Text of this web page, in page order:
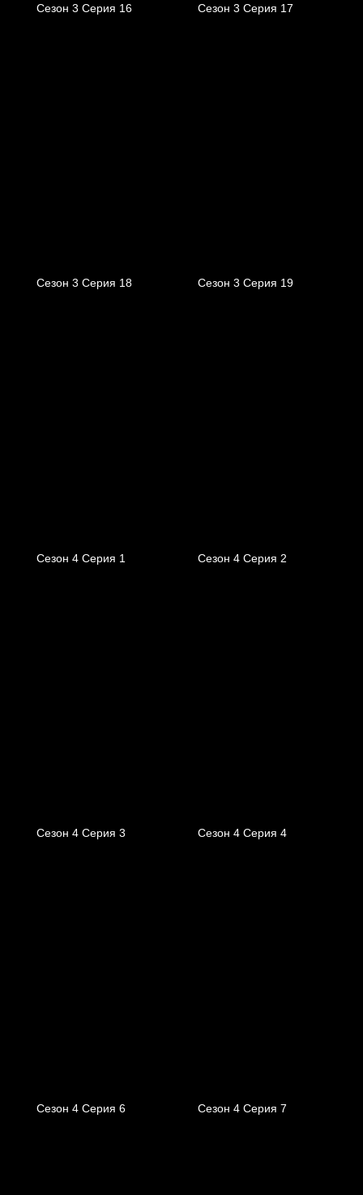
Сезон 3 Серия 16 Сезон 3 Серия 17
Сезон 3 Серия 18 Сезон 3 Серия 19
Сезон 4 Серия 1 Сезон 4 Серия 2
Сезон 4 Серия 3 Сезон 4 Серия 4
Сезон 4 Серия 6 Сезон 4 Серия 7